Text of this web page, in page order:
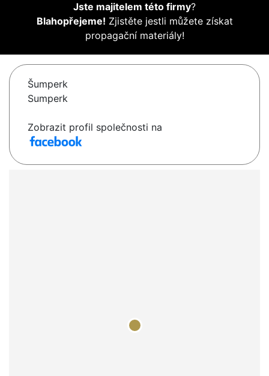
Jste majitelem této firmy?
Blahopřejeme! Zjistěte jestli můžete získat
propagační materiály!
Šumperk
Sumperk
Zobrazit profil společnosti na